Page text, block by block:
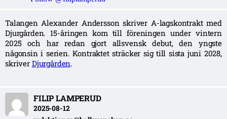
Talangen Alexander Andersson skriver A-lagskontrakt med
Djurgården. 15-åringen kom till föreningen under vintern
2025 och har redan gjort allsvensk debut, den yngste
någonsin i serien. Kontraktet sträcker sig till sista juni 2028,
skriver Djurgården.
FILIP LAMPERUD
2025-08-12